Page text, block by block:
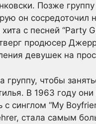
Позже
он сосредоточил
хита с песней
продюсер
девушек на
чтобы
В 1963 году
синглом “My
стала самым